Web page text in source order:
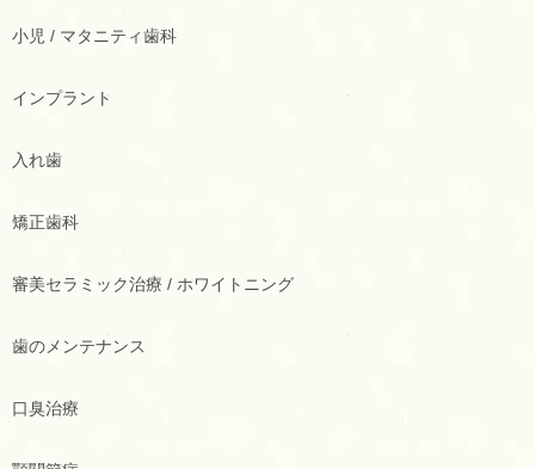
小児 / マタニティ歯科
インプラント
入れ歯
矯正歯科
審美セラミック治療 / ホワイトニング
歯のメンテナンス
口臭治療